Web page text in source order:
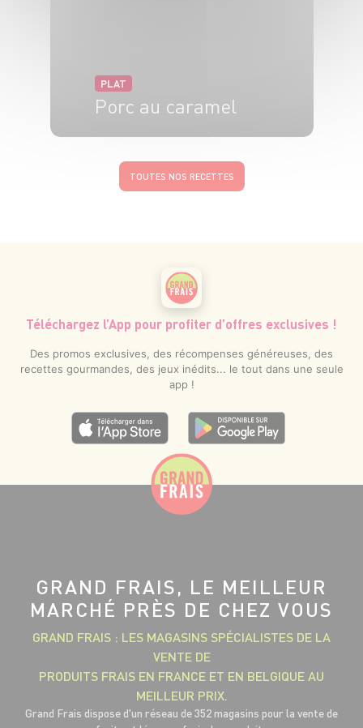
PLAT
Porc au caramel
TOUTES NOS RECETTES
Téléchargez l’App pour profiter d’offres exclusives !
Des promos exclusives, des récompenses généreuses, des
recettes gourmandes, des jeux inédits... le tout dans une seule
app !
GRAND FRAIS, LE MEILLEUR
MARCHÉ PRÈS DE CHEZ VOUS
GRAND FRAIS : LES MAGASINS SPÉCIALISTES DE LA
VENTE DE
PRODUITS FRAIS EN FRANCE ET EN BELGIQUE AU
MEILLEUR PRIX.
Grand Frais dispose d'un réseau de 352 magasins pour la vente de